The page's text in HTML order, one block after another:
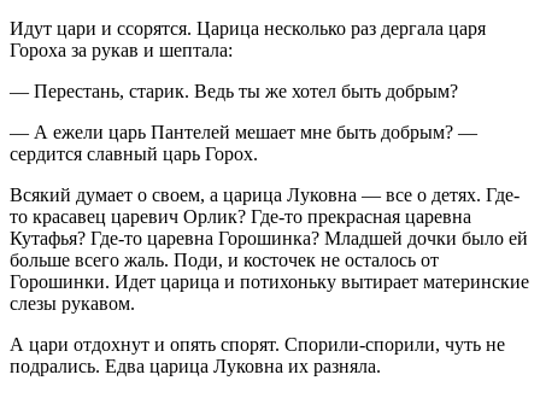
Идут цари и ссорятся. Царица несколько раз дергала царя
Гороха за рукав и шептала:
— Перестань, старик. Ведь ты же хотел быть добрым?
— А ежели царь Пантелей мешает мне быть добрым? —
сердится славный царь Горох.
Всякий думает о своем, а царица Луковна — все о детях. Где-
то красавец царевич Орлик? Где-то прекрасная царевна
Кутафья? Где-то царевна Горошинка? Младшей дочки было ей
больше всего жаль. Поди, и косточек не осталось от
Горошинки. Идет царица и потихоньку вытирает материнские
слезы рукавом.
А цари отдохнут и опять спорят. Спорили-спорили, чуть не
подрались. Едва царица Луковна их разняла.